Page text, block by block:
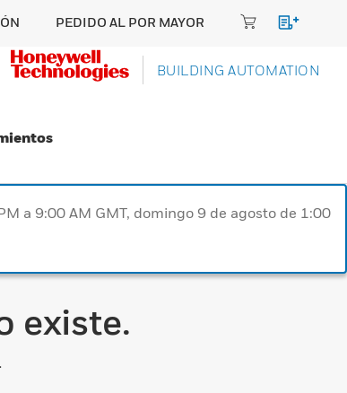
PEDIDO AL POR MAYOR
BUILDING AUTOMATION
a 9:00 AM GMT, domingo 9 de agosto de 1:00
existe.
.